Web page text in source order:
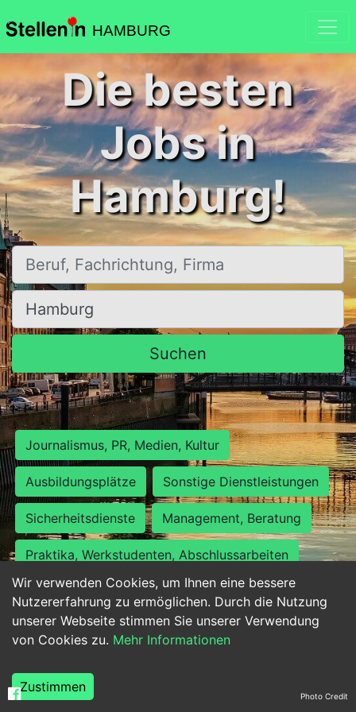
HAMBURG
Wir verwenden Cookies, um Ihnen eine bessere
Nutzererfahrung zu ermöglichen. Durch die Nutzung
unserer Webseite stimmen Sie unserer Verwendung
von Cookies zu. Mehr Informationen
Zustimmen
Die besten
Jobs in
Hamburg!
Beruf, Fachrichtung, Firma
Ort, Stadt
Suchen
Journalismus, PR, Medien, Kultur
Ausbildungsplätze Sonstige Dienstleistungen
Sicherheitsdienste Management, Beratung
Praktika, Werkstudenten, Abschlussarbeiten
Personalwesen Assistenz, Sekretariat
Hilfskräfte, Aushilfs- und Nebenjobs
Weiterbildung, Studium, duale Ausbildung Photo Credit